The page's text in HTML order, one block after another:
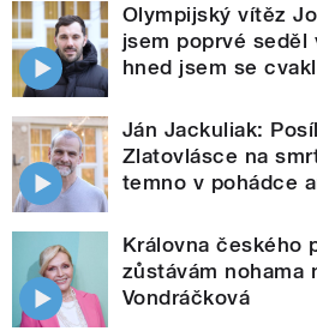
Olympijský vítěz
jsem poprvé
hned jsem se cvakl
Ján Jackuliak:
Zlatovlásce na
temno v pohádce
Královna českého
zůstávám nohama
Vondráčková